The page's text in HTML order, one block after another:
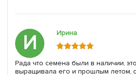
И Ирина
Рада что семена были в наличии,
выращивала его и прошлым летом,